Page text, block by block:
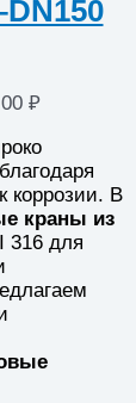
₽
коррозии. В
краны из
316 для